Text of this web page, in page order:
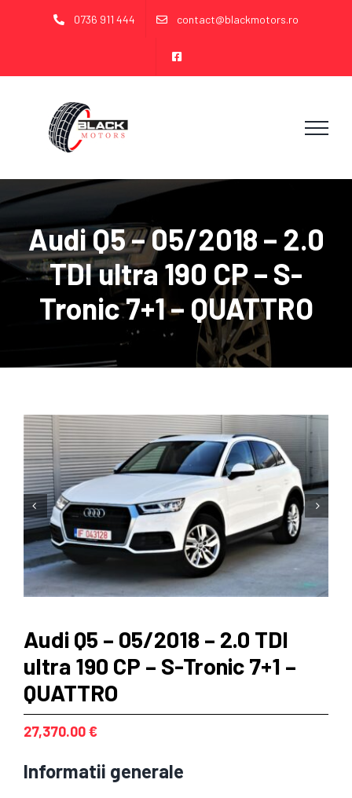
0736 911 444 contact@blackmotors.ro
Audi Q5 – 05/2018 – 2.0
TDI ultra 190 CP – S-
Tronic 7+1 – QUATTRO
 
Audi Q5 – 05/2018 – 2.0 TDI
ultra 190 CP – S-Tronic 7+1 –
QUATTRO
27,370.00€
Informatii generale